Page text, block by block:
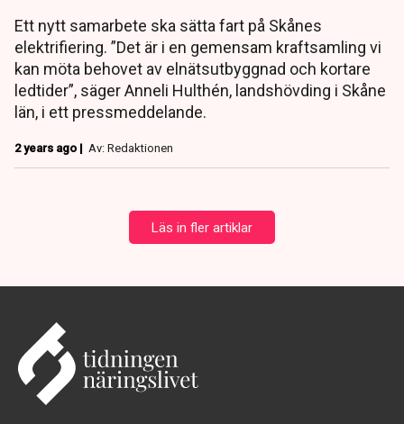
Ett nytt samarbete ska sätta fart på Skånes
elektrifiering. ”Det är i en gemensam kraftsamling vi
kan möta behovet av elnätsutbyggnad och kortare
ledtider”, säger Anneli Hulthén, landshövding i Skåne
län, i ett pressmeddelande.
2 years ago | Av: Redaktionen
Läs in fler artiklar